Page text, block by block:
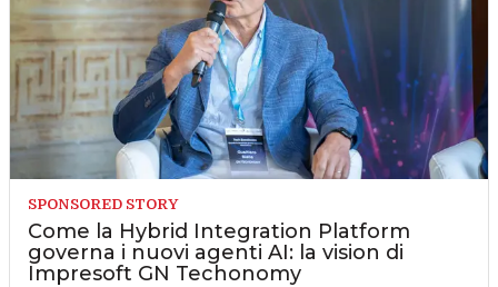
SPONSORED STORY
Come la Hybrid Integration Platform
governa i nuovi agenti AI: la vision di
Impresoft GN Techonomy